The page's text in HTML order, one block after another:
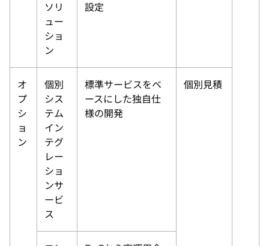
ソリ
ュー
ショ
ン
設定
オ
プ
シ
ョ
ン
個別
シス
テム
イン
テグ
レー
ショ
ンサ
ービ
ス
標準サービスをベ
ースにした独自仕
様の開発
個別見積